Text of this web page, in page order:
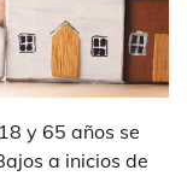
y 65 años se
a inicios de